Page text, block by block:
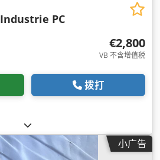
Industrie PC
€2,800
VB 不含增值税
拨打
小广告